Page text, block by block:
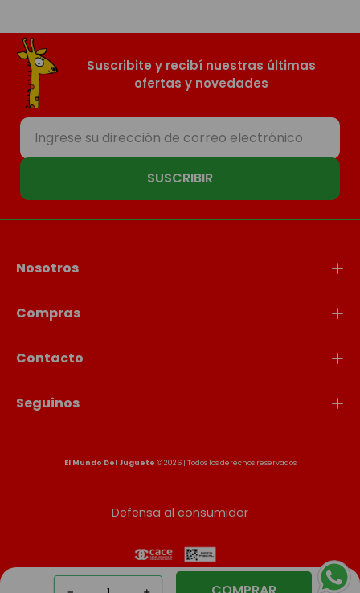
Suscribite y recibí nuestras últimas
ofertas y novedades
SUSCRIBIR
Nosotros
Compras
Contacto
Seguinos
El Mundo Del Juguete © 2026 | Todos los derechos reservados
Defensa al consumidor